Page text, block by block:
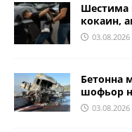
Шестима
кокаин,
03.08.2026
Бетонна
шофьор
03.08.2026